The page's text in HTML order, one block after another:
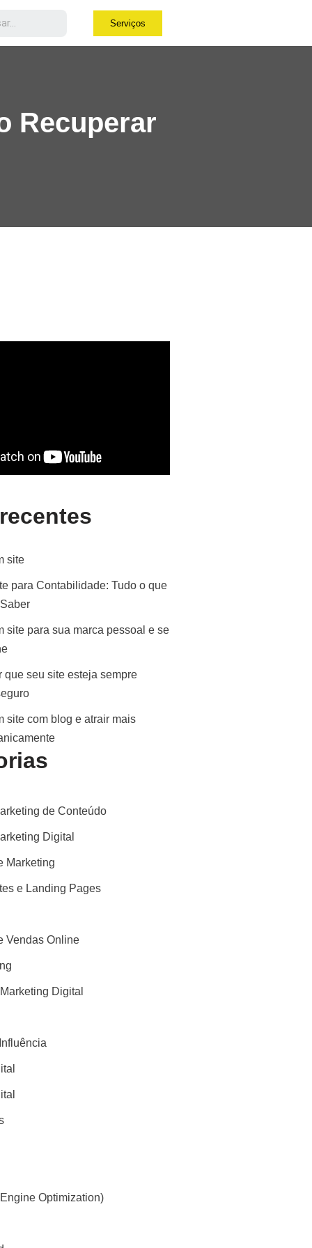
Serviços
Recuperar
site
para Contabilidade: Tudo o que
site para sua marca pessoal e se
que seu site esteja sempre
site com blog e atrair mais
de Conteúdo
Digital
Marketing
e Landing Pages
Vendas Online
Digital
Optimization)